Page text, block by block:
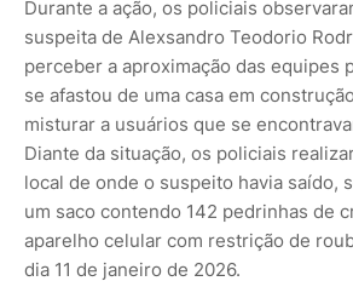
Durante a ação, os policiais
suspeita de Alexsandro Teodorio
perceber a aproximação das equipes
se afastou de uma casa em
misturar a usuários que se
Diante da situação, os policiais
local de onde o suspeito havia saído,
um saco contendo 142 pedrinhas de
aparelho celular com restrição de
dia 11 de janeiro de 2026.